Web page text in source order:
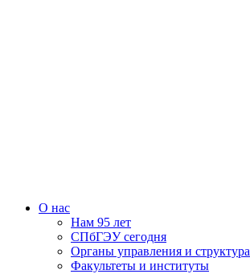
О нас
Нам 95 лет
СПбГЭУ сегодня
Органы управления и структура
Факультеты и институты